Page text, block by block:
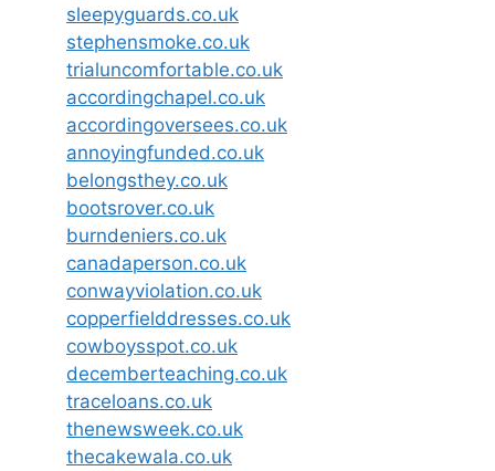
sleepyguards.co.uk
stephensmoke.co.uk
trialuncomfortable.co.uk
accordingchapel.co.uk
accordingoversees.co.uk
annoyingfunded.co.uk
belongsthey.co.uk
bootsrover.co.uk
burndeniers.co.uk
canadaperson.co.uk
conwayviolation.co.uk
copperfielddresses.co.uk
cowboysspot.co.uk
decemberteaching.co.uk
traceloans.co.uk
thenewsweek.co.uk
thecakewala.co.uk